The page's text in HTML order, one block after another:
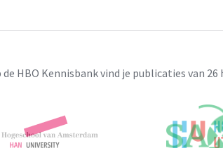
de HBO Kennisbank vind je publicaties van